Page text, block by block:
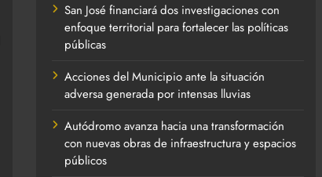
San José financiará dos investigaciones con
enfoque territorial para fortalecer las políticas
públicas
Acciones del Municipio ante la situación
adversa generada por intensas lluvias
Autódromo avanza hacia una transformación
con nuevas obras de infraestructura y espacios
públicos